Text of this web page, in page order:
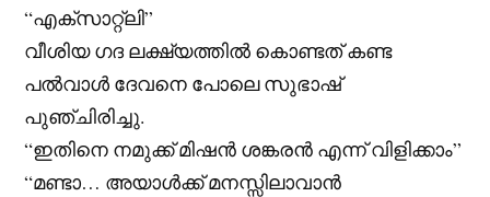
“എക്സാറ്റ്ലി”
വീശിയ ഗദ ലക്ഷ്യത്തിൽ കൊണ്ടത് കണ്ട
പൽവാൾ ദേവനെ പോലെ സുഭാഷ്
പുഞ്ചിരിച്ചു.
“ഇതിനെ നമുക്ക് മിഷൻ ശങ്കരൻ എന്ന് വിളിക്കാം”
“മണ്ടാ… അയാൾക്ക് മനസ്സിലാവാൻ